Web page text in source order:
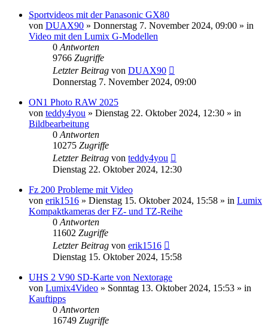
Sportvideos mit der Panasonic GX80
von DUAX90 » Donnerstag 7. November 2024, 09:00 » in
Video mit den Lumix G-Modellen
0 Antworten
9766 Zugriffe
Letzter Beitrag von DUAX90
Donnerstag 7. November 2024, 09:00
ON1 Photo RAW 2025
von teddy4you » Dienstag 22. Oktober 2024, 12:30 » in
Bildbearbeitung
0 Antworten
10275 Zugriffe
Letzter Beitrag von teddy4you
Dienstag 22. Oktober 2024, 12:30
Fz 200 Probleme mit Video
von erik1516 » Dienstag 15. Oktober 2024, 15:58 » in Lumix
Kompaktkameras der FZ- und TZ-Reihe
0 Antworten
11602 Zugriffe
Letzter Beitrag von erik1516
Dienstag 15. Oktober 2024, 15:58
UHS 2 V90 SD-Karte von Nextorage
von Lumix4Video » Sonntag 13. Oktober 2024, 15:53 » in
Kauftipps
0 Antworten
16749 Zugriffe